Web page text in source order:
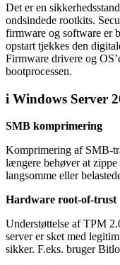
Det er en
ondsindede rootkits.
firmware og software er
opstart tjekkes den
Firmware drivere og
bootprocessen.
i Windows Server
SMB komprimering
Komprimering af SMB-
længere behøver at
langsomme eller
Hardware root-of-trust
Understøttelse af TPM
server er sket med
sikker. F.eks. bruger